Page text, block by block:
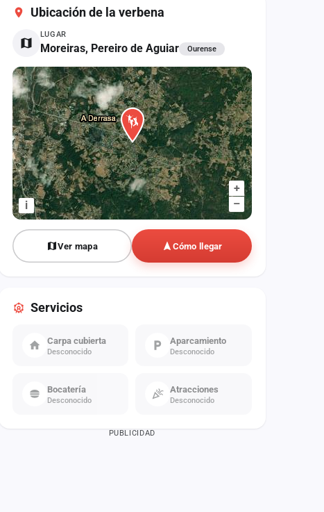
Ubicación de la verbena
LUGAR
Moreiras, Pereiro de Aguiar Ourense
+
–
i
Ver mapa Cómo llegar
Servicios
Carpa cubierta
Desconocido
Aparcamiento
Desconocido
Bocatería
Desconocido
Atracciones
Desconocido
PUBLICIDAD